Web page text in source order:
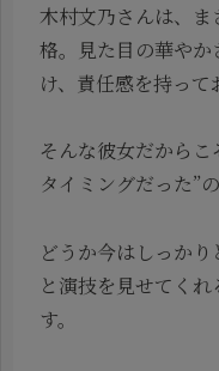
木村文乃さんは、ま
格。見た目の華や
け、責任感を持って
そんな彼女だから
タイミングだった”
どうか今はしっか
と演技を見せてく
す。